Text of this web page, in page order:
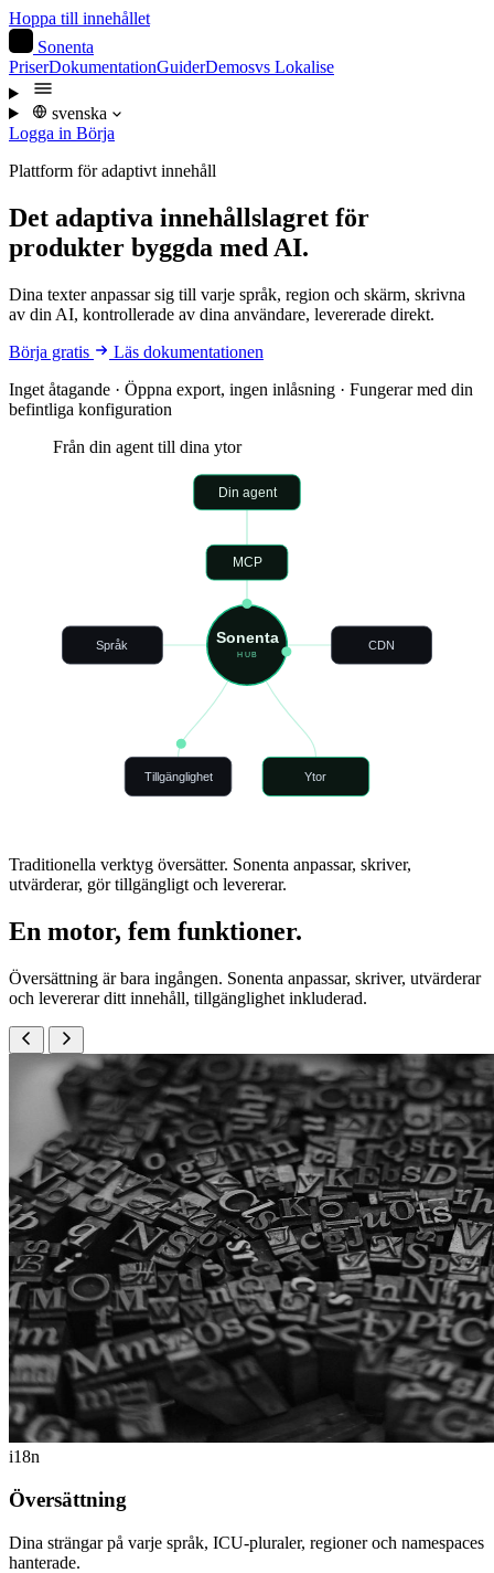
Hoppa till innehållet
Sonenta
PriserDokumentationGuiderDemosvs Lokalise
svenska
Logga in Börja
Plattform för adaptivt innehåll
Det adaptiva innehållslagret för
produkter byggda med AI.
Dina texter anpassar sig till varje språk, region och skärm, skrivna
av din AI, kontrollerade av dina användare, levererade direkt.
Börja gratis
Läs dokumentationen
Inget åtagande · Öppna export, ingen inlåsning · Fungerar med din
befintliga konfiguration
Från din agent till dina ytor
Din agent
MCP
Sonenta
HUB
Språk CDN
Tillgänglighet Ytor
Traditionella verktyg översätter. Sonenta anpassar, skriver,
utvärderar, gör tillgängligt och levererar.
En motor, fem funktioner.
Översättning är bara ingången. Sonenta anpassar, skriver, utvärderar
och levererar ditt innehåll, tillgänglighet inkluderad.
i18n
Översättning
Dina strängar på varje språk, ICU-pluraler, regioner och namespaces
hanterade.